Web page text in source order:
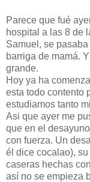
Parece que fué
hospital a las 8 de
Samuel, se
barriga de mamá.
grande.
Hoy ya ha
esta todo contento
estudiamos tanto
Asi que ayer me
que en el
con fuerza. Un
él dice cocalao),
caseras hechas
así no se empieza